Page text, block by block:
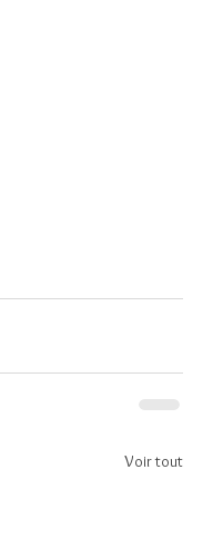
Voir tout